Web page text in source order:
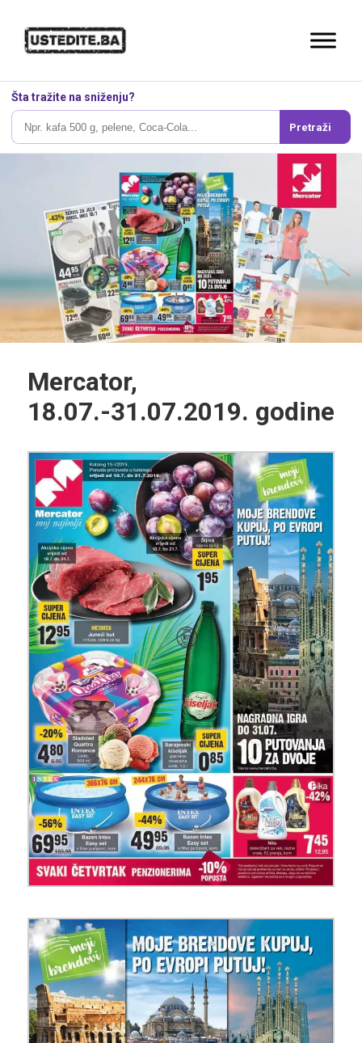
Šta tražite na sniženju?
Pretraži
Mercator,
18.07.-31.07.2019. godine